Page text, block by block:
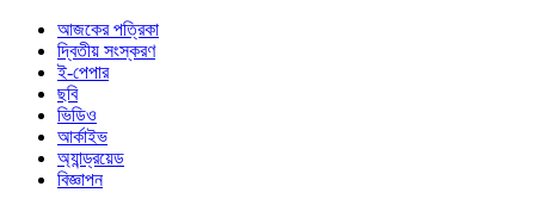
আজকের পত্রিকা
দ্বিতীয় সংস্করণ
ই-পেপার
ছবি
ভিডিও
আর্কাইভ
অ্যান্ড্রয়েড
বিজ্ঞাপন